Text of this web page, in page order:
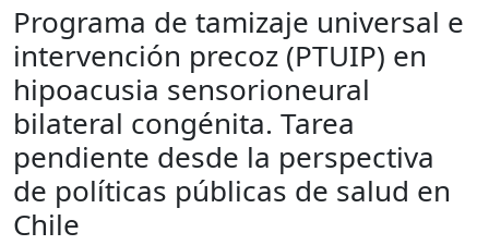
Programa de tamizaje universal e
intervención precoz (PTUIP) en
hipoacusia sensorioneural
bilateral congénita. Tarea
pendiente desde la perspectiva
de políticas públicas de salud en
Chile